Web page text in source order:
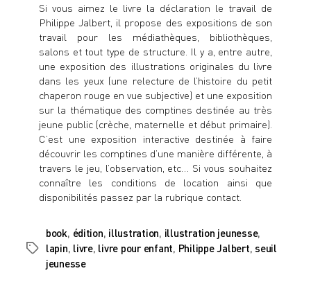
Si vous aimez le livre la déclaration le travail de
Philippe Jalbert, il propose des expositions de son
travail pour les médiathèques, bibliothèques,
salons et tout type de structure. Il y a, entre autre,
une exposition des illustrations originales du livre
dans les yeux (une relecture de l’histoire du petit
chaperon rouge en vue subjective) et une exposition
sur la thématique des comptines destinée au très
jeune public (crèche, maternelle et début primaire).
C’est une exposition interactive destinée à faire
découvrir les comptines d’une manière différente, à
travers le jeu, l’observation, etc… Si vous souhaitez
connaître les conditions de location ainsi que
disponibilités passez par la rubrique contact
Étiquettes
book, édition, illustration, illustration jeunesse,
lapin, livre, livre pour enfant, Philippe Jalbert,seuil
jeunesse